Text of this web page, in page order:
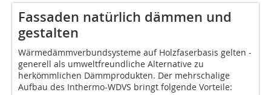
Fassaden natürlich dämmen und
gestalten
Wärmedämmverbundsysteme auf Holzfaserbasis gelten ­
generell als umweltfreundliche Alternative zu
herkömmlichen Dämmprodukten. Der mehrschalige
Aufbau des Inthermo-WDVS bringt folgende Vorteile: